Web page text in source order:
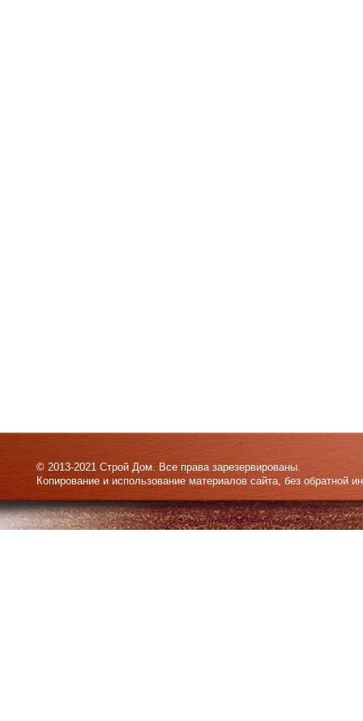
© 2013-2021 Строй Дом. Все права зарезервированы.
Копирование и использование материалов сайта, без обратной